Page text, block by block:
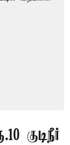
குடிநீர்